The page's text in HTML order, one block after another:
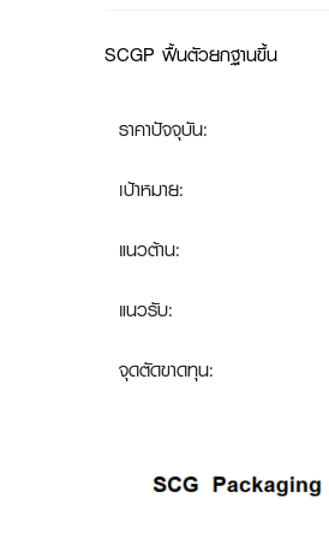
SCGP ฟื้นตัวยกฐานขึ้น
ราคาปัจจุบัน:
เป้าหมาย:
แนวต้าน:
แนวรับ:
จุดตัดขาดทุน: